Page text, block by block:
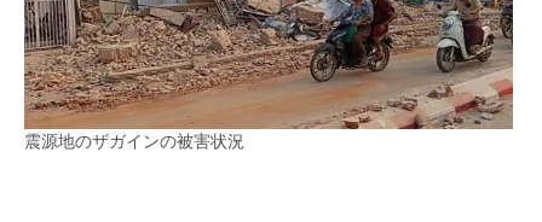
震源地のザガインの被害状況